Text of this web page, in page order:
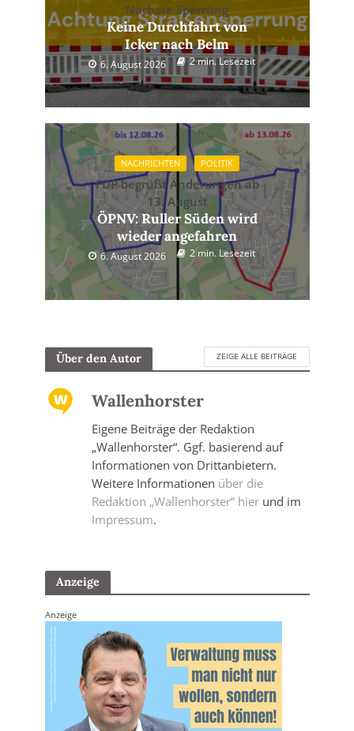
Nächste Sperrung
Keine Durchfahrt von
Icker nach Belm
6. August 2026 2 min. Lesezeit
NACHRICHTEN POLITIK
FDP begrüßt Änderungen ab
13. August
ÖPNV: Ruller Süden wird
wieder angefahren
6. August 2026 2 min. Lesezeit
Über den Autor ZEIGE ALLE BEITRÄGE
Wallenhorster
Eigene Beiträge der Redaktion
„Wallenhorster“. Ggf. basierend auf
Informationen von Drittanbietern.
Weitere Informationen über die
Redaktion „Wallenhorster“ hierund im
Impressum.
Anzeige
Anzeige